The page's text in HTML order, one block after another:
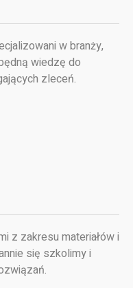
w branży,
wiedzę do
zleceń.
z zakresu materiałów i
się szkolimy i